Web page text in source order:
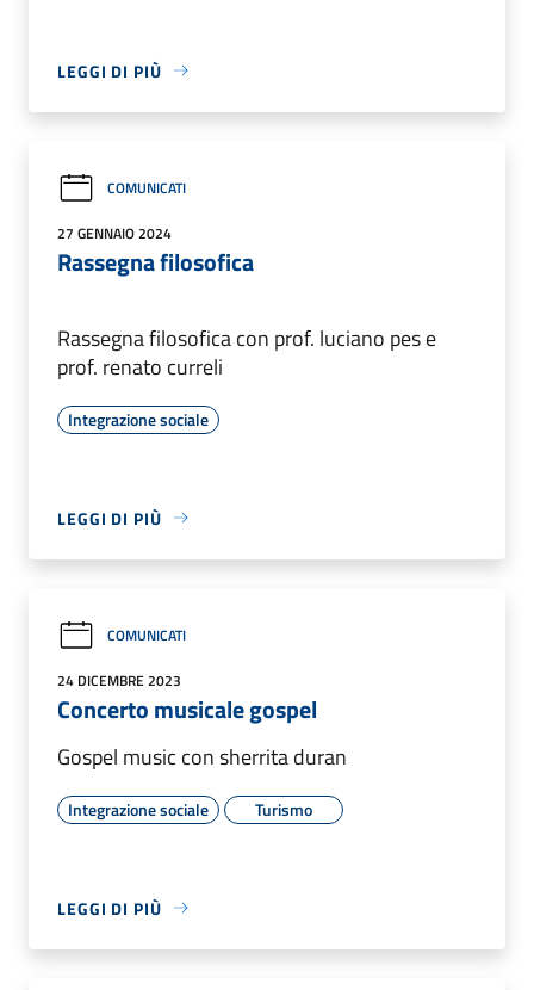
LEGGI DI PIÙ
COMUNICATI
27 GENNAIO 2024
Rassegna filosofica
Rassegna filosofica con prof. luciano pes e
prof. renato curreli
Integrazione sociale
LEGGI DI PIÙ
COMUNICATI
24 DICEMBRE 2023
Concerto musicale gospel
Gospel music con sherrita duran
Integrazione sociale Turismo
LEGGI DI PIÙ